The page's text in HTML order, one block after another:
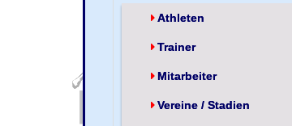
Athleten
Trainer
Mitarbeiter
Vereine / Stadien